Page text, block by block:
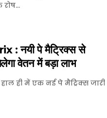
नयी पे मैट्रिक्स से
वेतन में बड़ा लाभ
ही में एक नई पे मैट्रिक्स जारी